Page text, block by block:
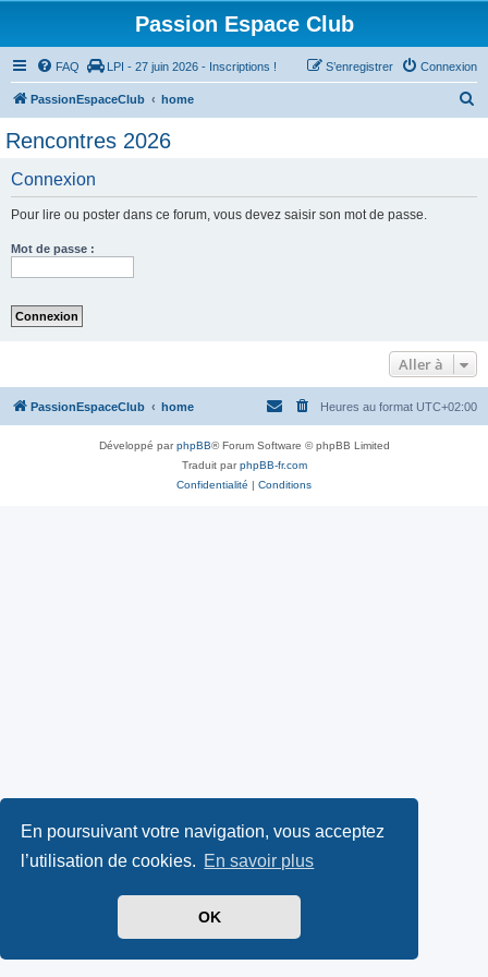
En poursuivant votre navigation, vous acceptez
l’utilisation de cookies. En savoir plus
OK
Passion Espace Club
FAQ LPI - 27 juin 2026 - Inscriptions ! Connexion
S’enregistrer
PassionEspaceClub home
Rencontres 2026
Connexion
Pour lire ou poster dans ce forum, vous devez saisir son mot de passe.
Mot de passe :
Aller à
PassionEspaceClub home Heures au format UTC+02:00
Développé parphpBB® Forum Software © phpBB Limited
Traduit parphpBB-fr.com
Confidentialité | Conditions